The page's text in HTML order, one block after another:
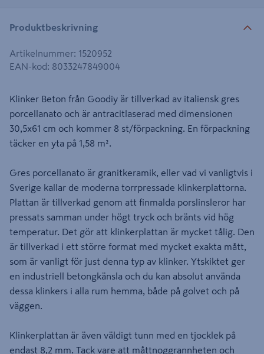
Produktbeskrivning
Artikelnummer: 1520952
EAN-kod: 8033247849004
Klinker Beton från Goodiy är tillverkad av italiensk gres
porcellanato och är antracitlaserad med dimensionen
30,5x61 cm och kommer 8 st/förpackning. En förpackning
täcker en yta på 1,58 m².
Gres porcellanato är granitkeramik, eller vad vi vanligtvis i
Sverige kallar de moderna torrpressade klinkerplattorna.
Plattan är tillverkad genom att finmalda porslinsleror har
pressats samman under högt tryck och bränts vid hög
temperatur. Det gör att klinkerplattan är mycket tålig. Den
är tillverkad i ett större format med mycket exakta mått,
som är vanligt för just denna typ av klinker. Ytskiktet ger
en industriell betongkänsla och du kan absolut använda
dessa klinkers i alla rum hemma, både på golvet och på
väggen.
Klinkerplattan är även väldigt tunn med en tjocklek på
endast 8,2 mm. Tack vare att måttnoggrannheten och